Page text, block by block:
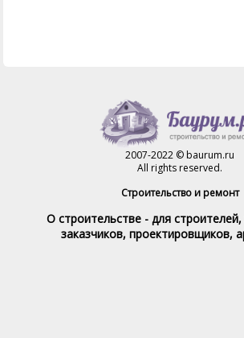
2007-2022 © baurum.ru
All rights reserved.
Строительство и ремонт
О строительстве - для
заказчиков, проектировщиков,